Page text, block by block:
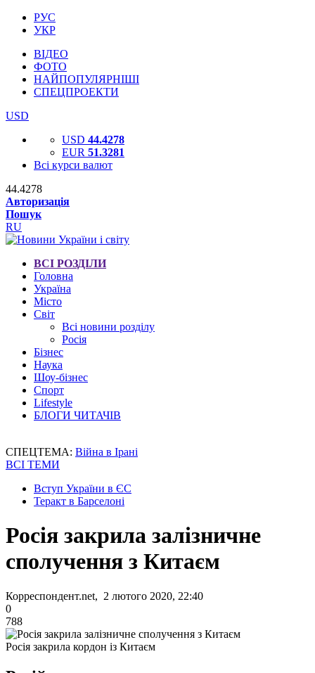
РУС
УКР
ВІДЕО
ФОТО
НАЙПОПУЛЯРНІШІ
СПЕЦПРОЕКТИ
USD
USD 44.4278
EUR 51.3281
Всі курси валют
44.4278
Авторизація
Пошук
RU
ВСІ РОЗДІЛИ
Головна
Україна
Місто
Світ
Всі новини розділу
Росія
Бізнес
Наука
Шоу-бізнес
Спорт
Lifestyle
БЛОГИ ЧИТАЧІВ
СПЕЦТЕМА: Війна в Ірані
ВСІ ТЕМИ
Вступ України в ЄС
Теракт в Барселоні
Росія закрила залізничне
сполучення з Китаєм
Корреспондент.net, 2 лютого 2020, 22:40
0
788
Росія закрила кордон із Китаєм